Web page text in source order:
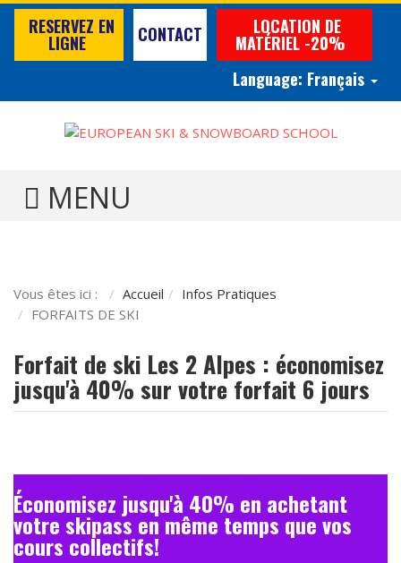
RESERVEZ EN
LIGNE CONTACT LOCATION DE
MATÉRIEL -20%
Language: Français
TOGGLE MENU
Vous êtes ici : Accueil
Infos Pratiques
FORFAITS DE SKI
Forfait de ski Les 2 Alpes : économisez
jusqu'à 40% sur votre forfait 6 jours
Économisez jusqu'à 40% en achetant
votre skipass en même temps que vos
cours collectifs!